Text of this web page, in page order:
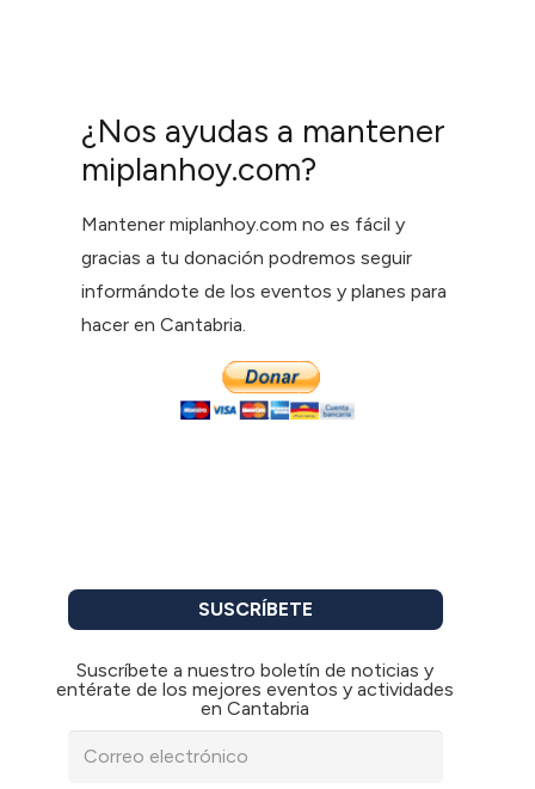
¿Nos ayudas a mantener
miplanhoy.com?
Mantener miplanhoy.com no es fácil y
gracias a tu donación podremos seguir
informándote de los eventos y planes para
hacer en Cantabria.
SUSCRÍBETE
Suscríbete a nuestro boletín de noticias y
entérate de los mejores eventos y actividades
en Cantabria